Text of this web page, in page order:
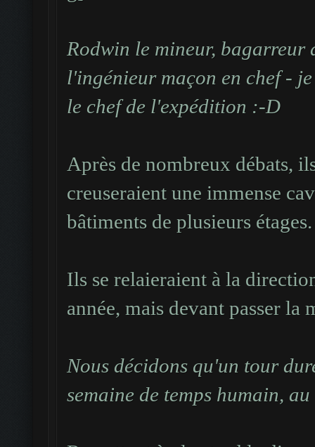
Rodwin le mineur, bagarreur
l'ingénieur maçon en chef -
le chef de l'expédition :-D
Après de nombreux débats,
creuseraient une immense
bâtiments de plusieurs étages.
Ils se relaieraient à la
année, mais devant passer la
Nous décidons qu'un tour
semaine de temps humain,